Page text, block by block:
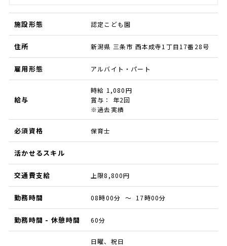
施設形態 認定こども園
住所 新潟県 三条市 西本成寺1丁目17番28号
雇用形態 アルバイト・パート
給与
時給 1,080円
賞与： 年2回
※過去実績
必須資格 保育士
活かせるスキル
交通費支給 上限8,800円
勤務時間 08時00分 ～ 17時00分
勤務時間 - 休憩時間 60分
日曜、祝日